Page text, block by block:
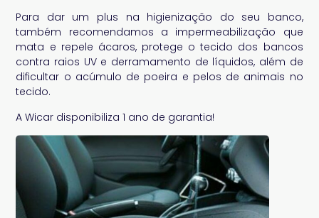
Para dar um plus na higienização do seu banco,
também recomendamos a impermeabilização que
mata e repele ácaros, protege o tecido dos bancos
contra raios UV e derramamento de líquidos, além de
dificultar o acúmulo de poeira e pelos de animais no
tecido.
A Wicar disponibiliza 1 ano de garantia!